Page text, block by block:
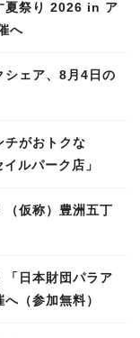
夏祭り 2026 in ア
へ
シェア、8月4日の
チがおトクな
ルパーク店」
（仮称）豊洲五丁
「日本財団パラア
（参加無料）